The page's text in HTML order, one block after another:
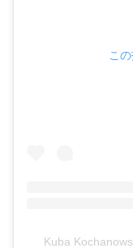
こ
Kuba